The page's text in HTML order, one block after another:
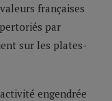
françaises
par
sur les plates-
engendrée